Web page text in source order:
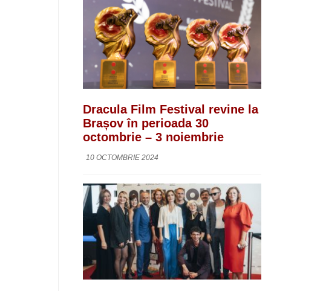
Dracula Film Festival revine la
Brașov în perioada 30
octombrie – 3 noiembrie
10 OCTOMBRIE 2024